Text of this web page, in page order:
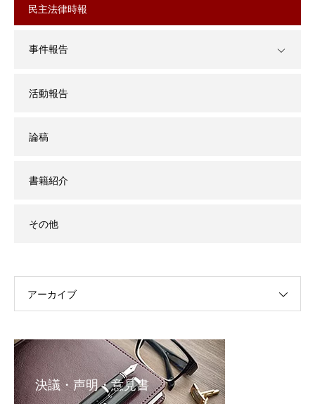
民主法律時報
事件報告
活動報告
論稿
書籍紹介
その他
アーカイブ
決議・声明・意見書